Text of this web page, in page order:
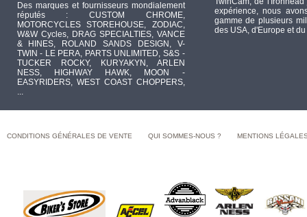
Des marques et fournisseurs mondialement
réputés : CUSTOM CHROME,
MOTORCYCLES STOREHOUSE, ZODIAC,
W&W Cycles, DRAG SPECIALTIES, VANCE
& HINES, ROLAND SANDS DESIGN, V-
TWIN - LE PERA, PARTS UNLIMITED, S&S -
TUCKER ROCKY, KURYAKYN, ARLEN
NESS, HIGHWAY HAWK, MOON -
EASYRIDERS, WEST COAST CHOPPERS,
expérience, nous
gamme de plusieurs
des USA, d'Europe et
CONDITIONS GÉNÉRALES DE VENTE QUI SOMMES-NOUS ? MENTIONS